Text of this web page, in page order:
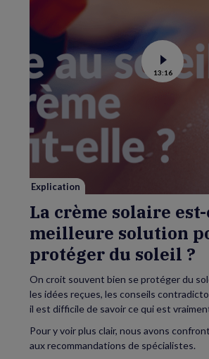
Voir
la
vidéo
est-
elle
la
meilleure
solution
protéger
soleil
?
13:16
Explication
La crème solaire
meilleure solution
protéger du soleil ?
On croit souvent bien se protéger du
les idées reçues, les conseils
il est difficile de savoir ce qui est
Pour y voir plus clair, nous avons
aux recommandations de spécialistes.